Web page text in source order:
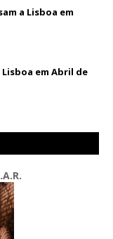
a Lisboa em
em Abril de